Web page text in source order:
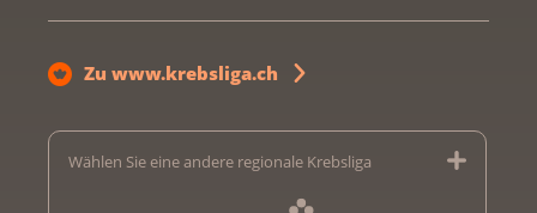
Zu www.krebsliga.ch
Wählen Sie eine andere regionale Krebsliga